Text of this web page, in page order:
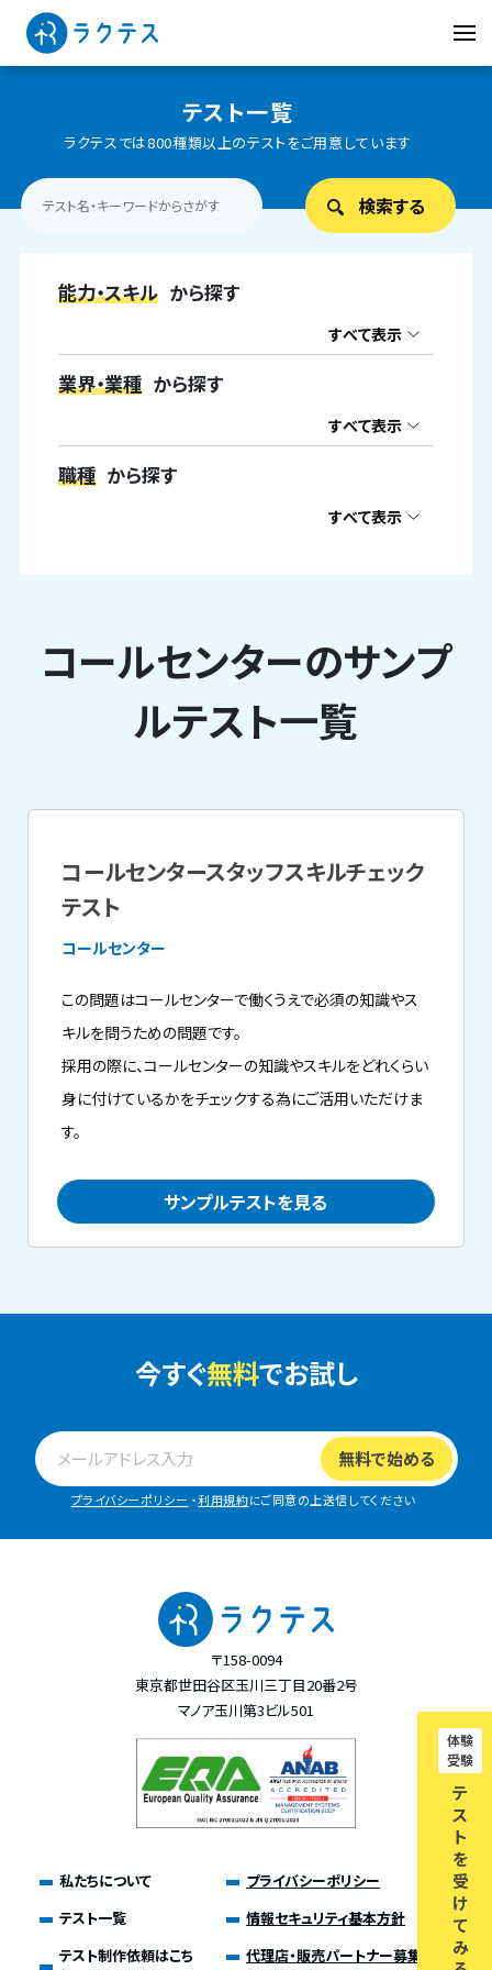
テスト一覧
ラクテスでは800種類以上のテストをご用意しています
体験
受験
テ
ス
ト
を
受
け
て
み
能力・スキル から探す
すべて表示
業界・業種 から探す
すべて表示
職種 から探す
すべて表示
コールセンターのサンプ
ルテスト一覧
コールセンタースタッフスキルチェック
テスト
コールセンター
この問題はコールセンターで働くうえで必須の知識やス
キルを問うための問題です。
採用の際に、コールセンターの知識やスキルをどれくらい
身に付けているかをチェックする為にご活用いただけま
す。
サンプルテストを見る
今すぐ無料でお試し
プライバシーポリシー ・利用規約にご同意の上送信してください
〒158-0094
東京都世田谷区玉川三丁目20番2号
マノア玉川第3ビル501
私たちについて
テスト一覧
テスト制作依頼はこち
プライバシーポリシー
情報セキュリティ基本方針
代理店・販売パートナー募集